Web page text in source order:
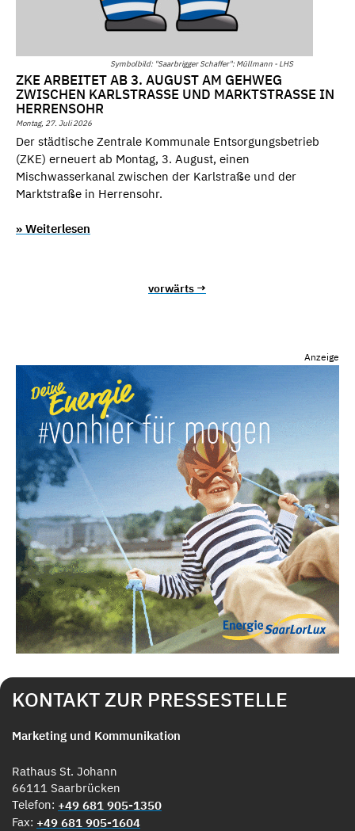
Symbolbild: "Saarbrigger Schaffer": Müllmann - LHS
ZKE ARBEITET AB 3. AUGUST AM GEHWEG
ZWISCHEN KARLSTRASSE UND MARKTSTRASSE IN HE
RRENSOHR
Montag, 27. Juli 2026
Der städtische Zentrale Kommunale Entsorgungsbetrieb
(ZKE) erneuert ab Montag, 3. August, einen
Mischwasserkanal zwischen der Karlstraße und der
Marktstraße in Herrensohr.
» Weiterlesen
vorwärts →
Anzeige
KONTAKT ZUR PRESSESTELLE
Marketing und Kommunikation
Rathaus St. Johann
66111 Saarbrücken
Telefon: +49 681 905-1350
Fax: +49 681 905-1604